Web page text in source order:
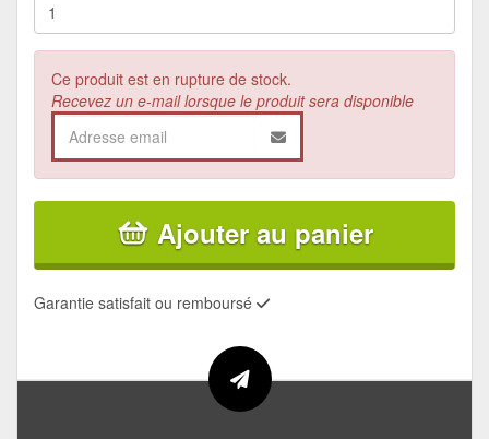
Ce produit est en rupture de stock.
Recevez un e-mail lorsque le produit sera disponible
Ajouter au panier
Garantie satisfait ou remboursé